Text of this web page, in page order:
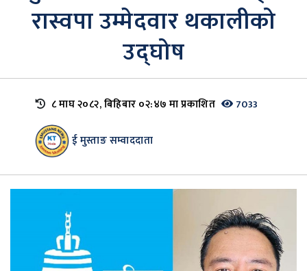
रास्वपा उम्मेदवार थकालीको
उद्घोष
८ माघ २०८२, बिहिबार ०२:४७ मा प्रकाशित 7033
ई मुस्ताङ सम्वाददाता